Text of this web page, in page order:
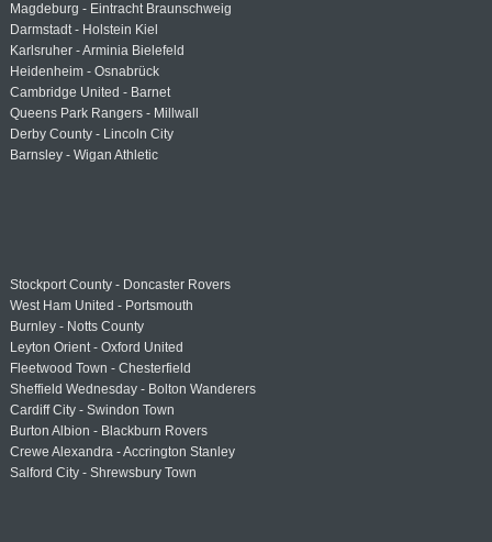
Magdeburg - Eintracht Braunschweig
Darmstadt - Holstein Kiel
Karlsruher - Arminia Bielefeld
Heidenheim - Osnabrück
Cambridge United - Barnet
Queens Park Rangers - Millwall
Derby County - Lincoln City
Barnsley - Wigan Athletic
Stockport County - Doncaster Rovers
West Ham United - Portsmouth
Burnley - Notts County
Leyton Orient - Oxford United
Fleetwood Town - Chesterfield
Sheffield Wednesday - Bolton Wanderers
Cardiff City - Swindon Town
Burton Albion - Blackburn Rovers
Crewe Alexandra - Accrington Stanley
Salford City - Shrewsbury Town